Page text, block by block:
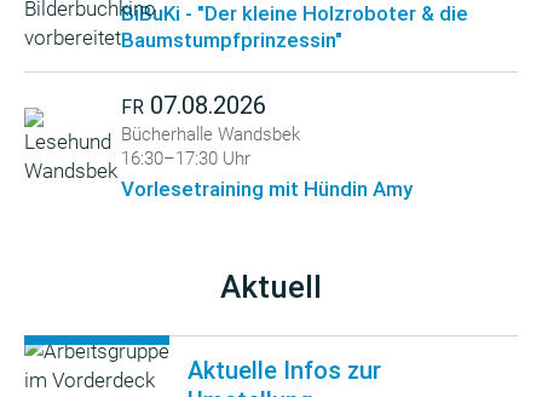
BiBuKi - "Der kleine Holzroboter & die
Baumstumpfprinzessin"
FR 07.08.2026
Bücherhalle Wandsbek
16:30–17:30 Uhr
Vorlesetraining mit Hündin Amy
Aktuell
Aktuelle Infos zur